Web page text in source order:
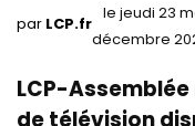
LCP.fr
le jeudi 23
décembre
LCP-
de télévision